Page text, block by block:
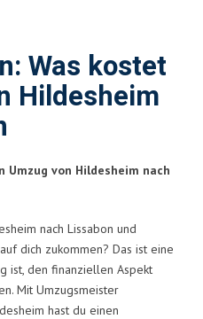
Was kostet
Hildesheim
Umzug von Hildesheim nach
nach Lissabon und
dich zukommen? Das ist eine
ist, den finanziellen Aspekt
Mit Umzugsmeister
hast du einen